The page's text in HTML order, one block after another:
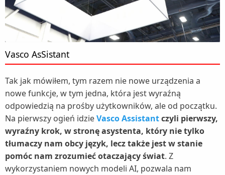
Vasco AsSistant
Tak jak mówiłem, tym razem nie nowe urządzenia a
nowe funkcje, w tym jedna, która jest wyraźną
odpowiedzią na prośby użytkowników, ale od początku.
Na pierwszy ogień idzieVasco Assistantczyli pierwszy,
wyraźny krok, w stronę asystenta, który nie tylko
tłumaczy nam obcy język, lecz także jest w stanie
pomóc nam zrozumieć otaczający świat. Z
wykorzystaniem nowych modeli AI, pozwala nam